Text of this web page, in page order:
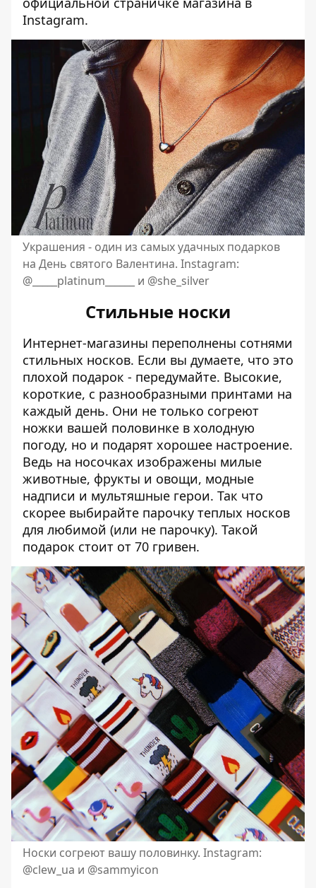
Instagram.
Украшения - один из самых удачных подарков
на День святого Валентина. Instagram:
@_____platinum______ и @she_silver
Стильные носки
Интернет-магазины переполнены сотнями
стильных носков. Если вы думаете, что это
плохой подарок - передумайте. Высокие,
короткие, с разнообразными принтами на
каждый день. Они не только согреют
ножки вашей половинке в холодную
погоду, но и подарят хорошее настроение.
Ведь на носочках изображены милые
животные, фрукты и овощи, модные
надписи и мультяшные герои. Так что
скорее выбирайте парочку теплых носков
для любимой (или не парочку). Такой
подарок стоит от 70 гривен.
Носки согреют вашу половинку. Instagram:
@clew_ua и @sammyicon